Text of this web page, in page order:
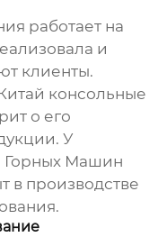
работает на
и
клиенты.
консольные
о его
У
Горных Машин
в производстве